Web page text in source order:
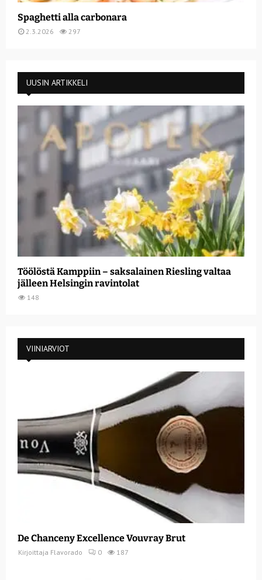
Spaghetti alla carbonara
2.3.2026 297
UUSIN ARTIKKELI
Töölöstä Kamppiin – saksalainen Riesling valtaa
jälleen Helsingin ravintolat
148
VIINIARVIOT
De Chanceny Excellence Vouvray Brut
Kirjoittaja Flavorado 0 187